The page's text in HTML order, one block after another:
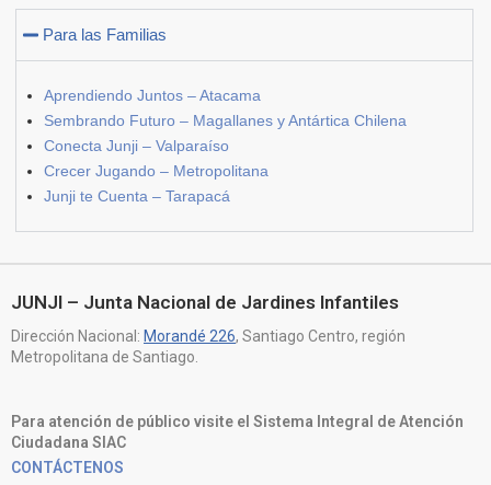
Para las Familias
Aprendiendo Juntos – Atacama
Sembrando Futuro – Magallanes y Antártica Chilena
Conecta Junji – Valparaíso
Crecer Jugando – Metropolitana
Junji te Cuenta – Tarapacá
JUNJI – Junta Nacional de Jardines Infantiles
Dirección Nacional: Morandé 226, Santiago Centro, región
Metropolitana de Santiago.
Para atención de público visite el Sistema Integral de Atención
Ciudadana SIAC
CONTÁCTENOS